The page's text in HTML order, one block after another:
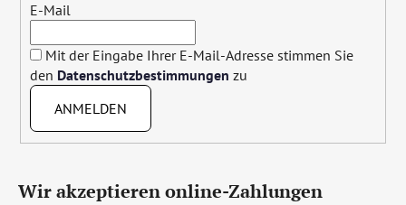
E-Mail
Mit der Eingabe Ihrer E-Mail-Adresse stimmen Sie
den Datenschutzbestimmungen zu
ANMELDEN
Wir akzeptieren online-Zahlungen